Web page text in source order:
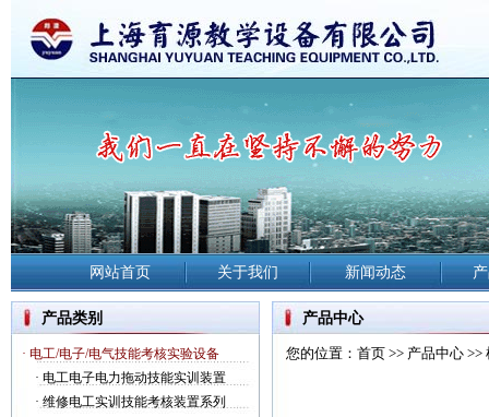
网站首页 关于我们 新闻动态
产品类别
· 电工/电子/电气技能考核实验设备
· 电工电子电力拖动技能实训装置
· 维修电工实训技能考核装置系列
产品中心
您的位置： 首页 >> 产品中心 >>